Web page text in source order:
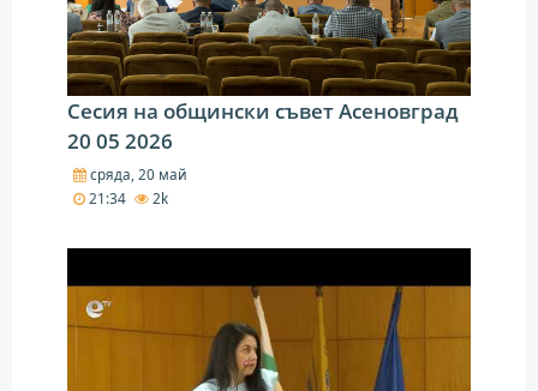
Сесия на общински съвет Асеновград
20 05 2026
сряда, 20 май
21:34
2k